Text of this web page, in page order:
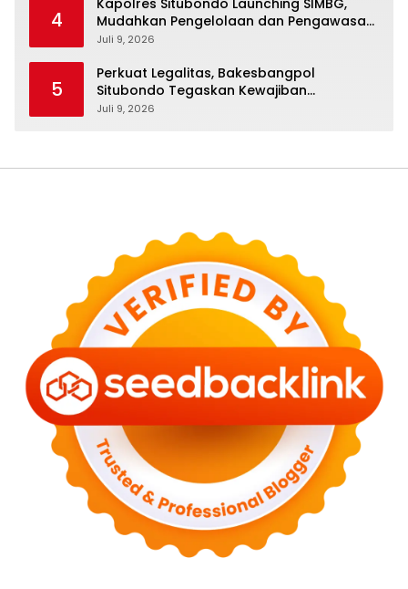
4
Kapolres Situbondo Launching SIMBG,
Mudahkan Pengelolaan dan Pengawasan
Program Makan Bergizi Gratis
Juli 9, 2026
5
Perkuat Legalitas, Bakesbangpol
Situbondo Tegaskan Kewajiban
Pendataan SKP bagi Ormas dan LSM
Juli 9, 2026